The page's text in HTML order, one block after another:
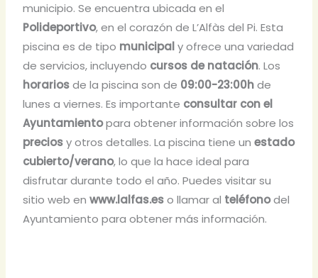
municipio. Se encuentra ubicada en el
Polideportivo, en el corazón de L’Alfàs del Pi. Esta
piscina es de tipo municipaly ofrece una variedad
de servicios, incluyendo cursos de natación. Los
horariosde la piscina son de 09:00-23:00hde
lunes a viernes. Es importante consultar con el
Ayuntamientopara obtener información sobre los
preciosy otros detalles. La piscina tiene unestado
cubierto/verano, lo que la hace ideal para
disfrutar durante todo el año. Puedes visitar su
sitio web enwww.lalfas.eso llamar al teléfonodel
Ayuntamiento para obtener más información.